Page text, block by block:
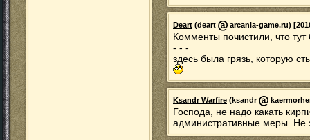
Deart (deart arcania-game.ru)
Комменты почистили, что
- - -
здесь была грязь, которую
Ksandr Warfire (ksandr
Господа, не надо какать
административные меры. Не